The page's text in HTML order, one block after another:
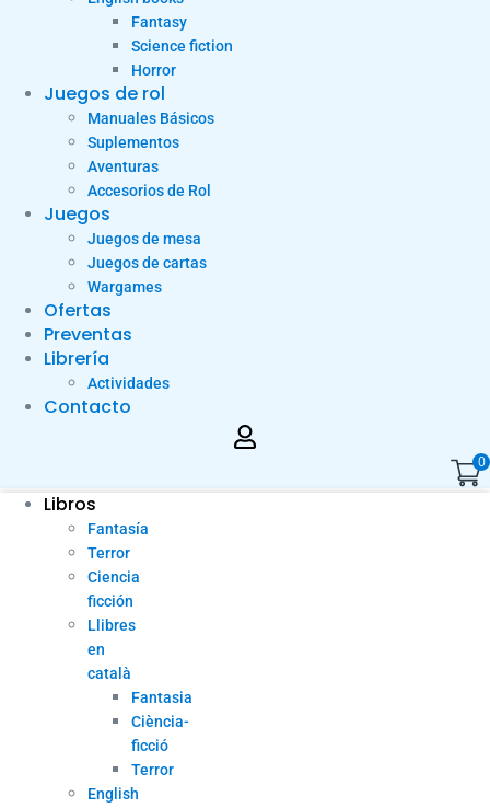
Fantasy
Science fiction
Horror
Juegos de rol
Manuales Básicos
Suplementos
Aventuras
Accesorios de Rol
Juegos
Juegos de mesa
Juegos de cartas
Wargames
Ofertas
Preventas
Librería
Actividades
Contacto
0
Libros
Fantasía
Terror
Ciencia
ficción
Llibres
en
català
Fantasia
Ciència-
ficció
Terror
English